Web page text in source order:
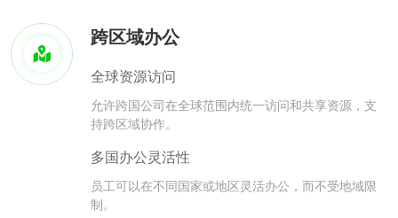
跨区域办公
全球资源访问
允许跨国公司在全球范围内统一访问和共享资源，支
持跨区域协作。
多国办公灵活性
员工可以在不同国家或地区灵活办公，而不受地域限
制。